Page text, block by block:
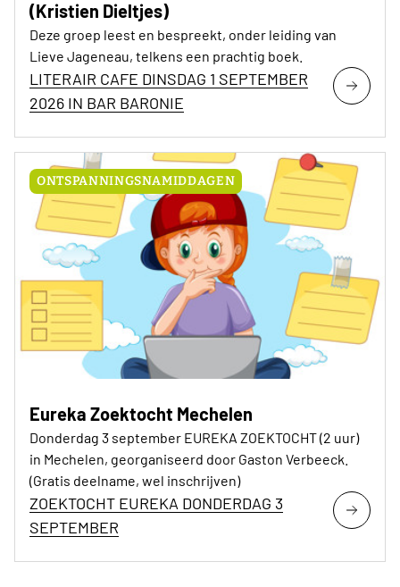
(Kristien Dieltjes)
Deze groep leest en bespreekt, onder leiding van
Lieve Jageneau, telkens een prachtig boek.
LITERAIR CAFE DINSDAG 1 SEPTEMBER
2026 IN BAR BARONIE
ONTSPANNINGSNAMIDDAGEN
Eureka Zoektocht Mechelen
Donderdag 3 september EUREKA ZOEKTOCHT (2 uur)
in Mechelen, georganiseerd door Gaston Verbeeck.
(Gratis deelname, wel inschrijven)
ZOEKTOCHT EUREKA DONDERDAG 3
SEPTEMBER